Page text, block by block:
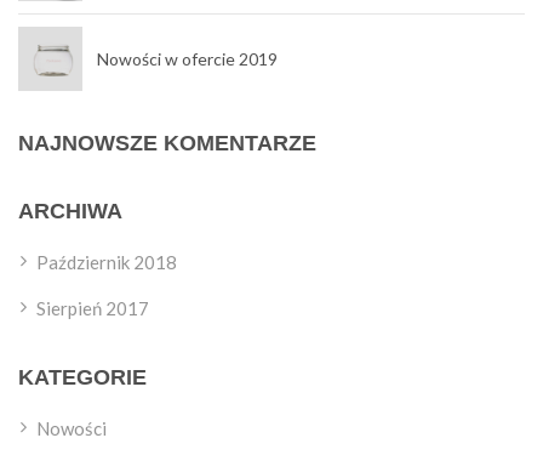
Nowości w ofercie 2019
NAJNOWSZE KOMENTARZE
ARCHIWA
Październik 2018
Sierpień 2017
KATEGORIE
Nowości